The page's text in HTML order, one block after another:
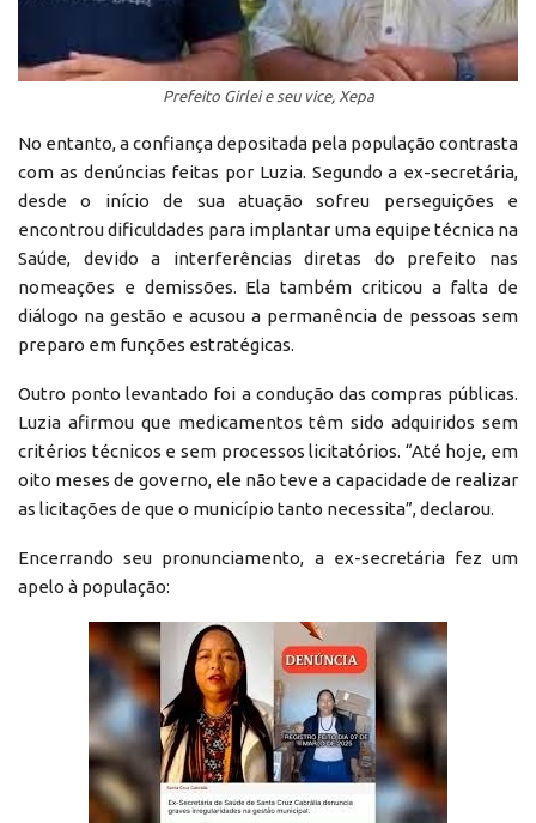
Prefeito Girlei e seu vice, Xepa
No entanto, a confiança depositada pela população contrasta
com as denúncias feitas por Luzia. Segundo a ex-secretária,
desde o início de sua atuação sofreu perseguições e
encontrou dificuldades para implantar uma equipe técnica na
Saúde, devido a interferências diretas do prefeito nas
nomeações e demissões. Ela também criticou a falta de
diálogo na gestão e acusou a permanência de pessoas sem
preparo em funções estratégicas.
Outro ponto levantado foi a condução das compras públicas.
Luzia afirmou que medicamentos têm sido adquiridos sem
critérios técnicos e sem processos licitatórios. “Até hoje, em
oito meses de governo, ele não teve a capacidade de realizar
as licitações de que o município tanto necessita”, declarou.
Encerrando seu pronunciamento, a ex-secretária fez um
apelo à população: